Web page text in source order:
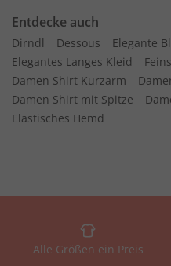
Entdecke auch
Dirndl Dessous
Elegante
Elegantes Langes Kleid
Damen Shirt Kurzarm
Damen Shirt mit Spitze
Elastisches Hemd
Alle Größen ein Preis